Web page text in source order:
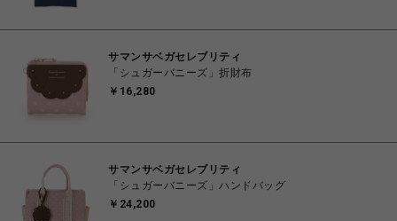
サマンサベガセレブリティ
「シュガーバニーズ」折財布
￥16,280
サマンサベガセレブリティ
「シュガーバニーズ」ハンドバッグ
￥24,200